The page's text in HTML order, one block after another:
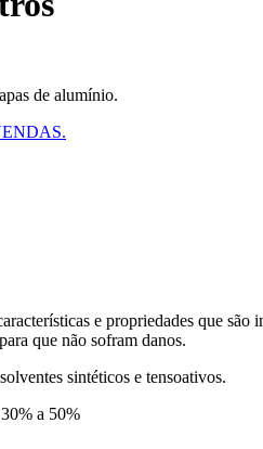
de alumínio.
e propriedades que são
que não sofram danos.
sintéticos e tensoativos.
a 50%